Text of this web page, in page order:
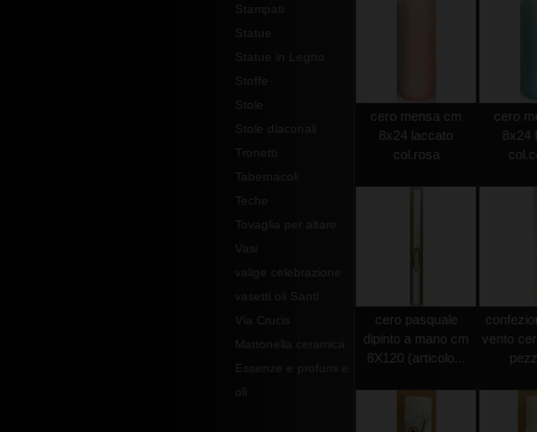
Stampati
Statue
Statue in Legno
Stoffe
Stole
Stole diaconali
Tabernacoli
valige celebrazione
Mattonella ceramica
Essenze e profumi e
cero mensa cm
8x24 laccato
col.rosa
cero
8x24
cero pasquale
dipinto a mano cm
8X120 (articolo...
vento